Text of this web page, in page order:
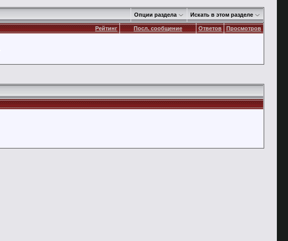
Опции раздела Искать в этом разделе
Рейтинг Посл. сообщение Ответов Просмотров